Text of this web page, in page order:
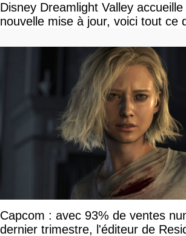
Disney Dreamlight Valley
nouvelle mise à jour, voici tout ce
Capcom : avec 93% de ventes
dernier trimestre, l'éditeur de